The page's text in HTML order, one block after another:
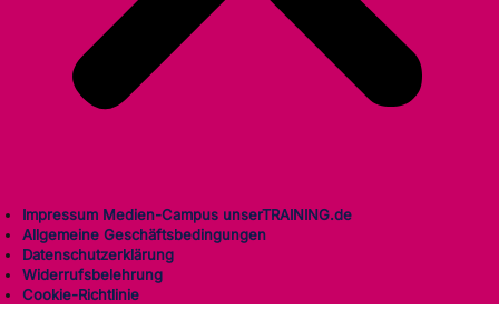
Impressum Medien-Campus unserTRAINING.de
Allgemeine Geschäftsbedingungen
Datenschutzerklärung
Widerrufsbelehrung
Cookie-Richtlinie